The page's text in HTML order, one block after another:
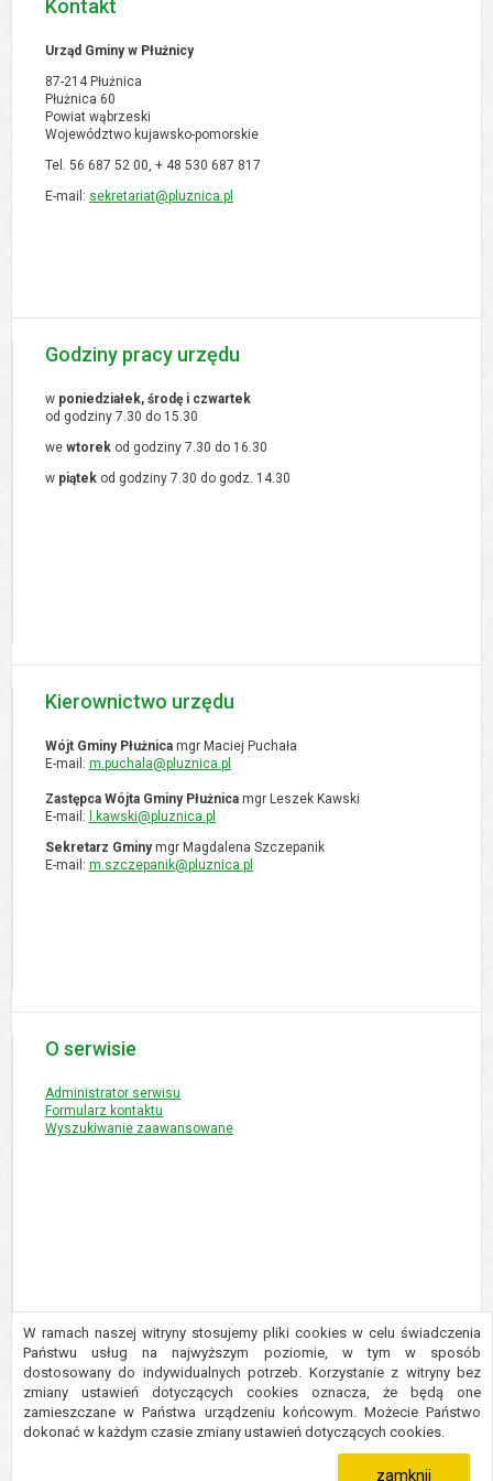
W ramach naszej witryny stosujemy pliki cookies w celu świadczenia
Państwu usług na najwyższym poziomie, w tym w sposób
dostosowany do indywidualnych potrzeb. Korzystanie z witryny bez
zmiany ustawień dotyczących cookies oznacza, że będą one
zamieszczane w Państwa urządzeniu końcowym. Możecie Państwo
dokonać w każdym czasie zmiany ustawień dotyczących cookies.
zamknij
Kontakt
Urząd Gminy w Płużnicy
87-214 Płużnica
Płużnica 60
Powiat wąbrzeski
Województwo kujawsko-pomorskie
Tel. 56 687 52 00, + 48 530 687 817
E-mail: sekretariat@pluznica.pl
Godziny pracy urzędu
w poniedziałek, środę i czwartek
od godziny 7.30 do 15.30
we wtorek od godziny 7.30 do 16.30
w piątek od godziny 7.30 do godz. 14.30
Kierownictwo urzędu
Wójt Gminy Płużnica mgr Maciej Puchała
E-mail: m.puchala@pluznica.pl
Zastępca Wójta Gminy Płużnica mgr Leszek Kawski
E-mail: l.kawski@pluznica.pl
Sekretarz Gminymgr Magdalena Szczepanik
E-mail: m.szczepanik@pluznica.pl
O serwisie
Administrator serwisu
Formularz kontaktu
Wyszukiwanie zaawansowane
Copyright © 2016 Urząd Gminy Płużnica
Projekt i wykonanie:Logonet Sp. z o.o.